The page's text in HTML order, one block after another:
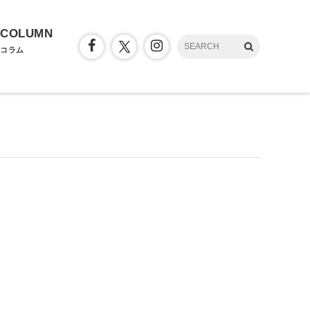
COLUMN
コラム